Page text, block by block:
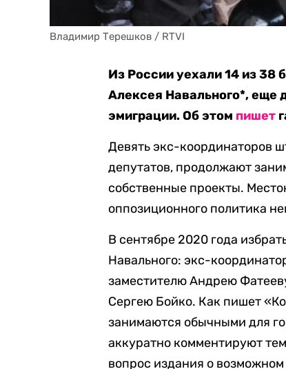
Владимир Терешков / RTVI
Из России уехали 14 из 38
Алексея Навального*, еще
эмиграции. Об этом пишет
Девять экс-координаторов
депутатов, продолжают
собственные проекты.
оппозиционного политика
В сентябре 2020 года
Навального: экс-
заместителю Андрею
Сергею Бойко. Как пишет
занимаются обычными для
аккуратно комментируют
вопрос издания о